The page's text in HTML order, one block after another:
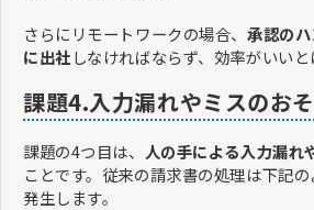
さらにリモートワークの場合、承認の
に出社しなければならず、効率がいいと
課題4.入力漏れやミスのお
課題の4つ目は、
人の手による入力漏れ
ことです。従来の請求書の処理は下記
発生します。